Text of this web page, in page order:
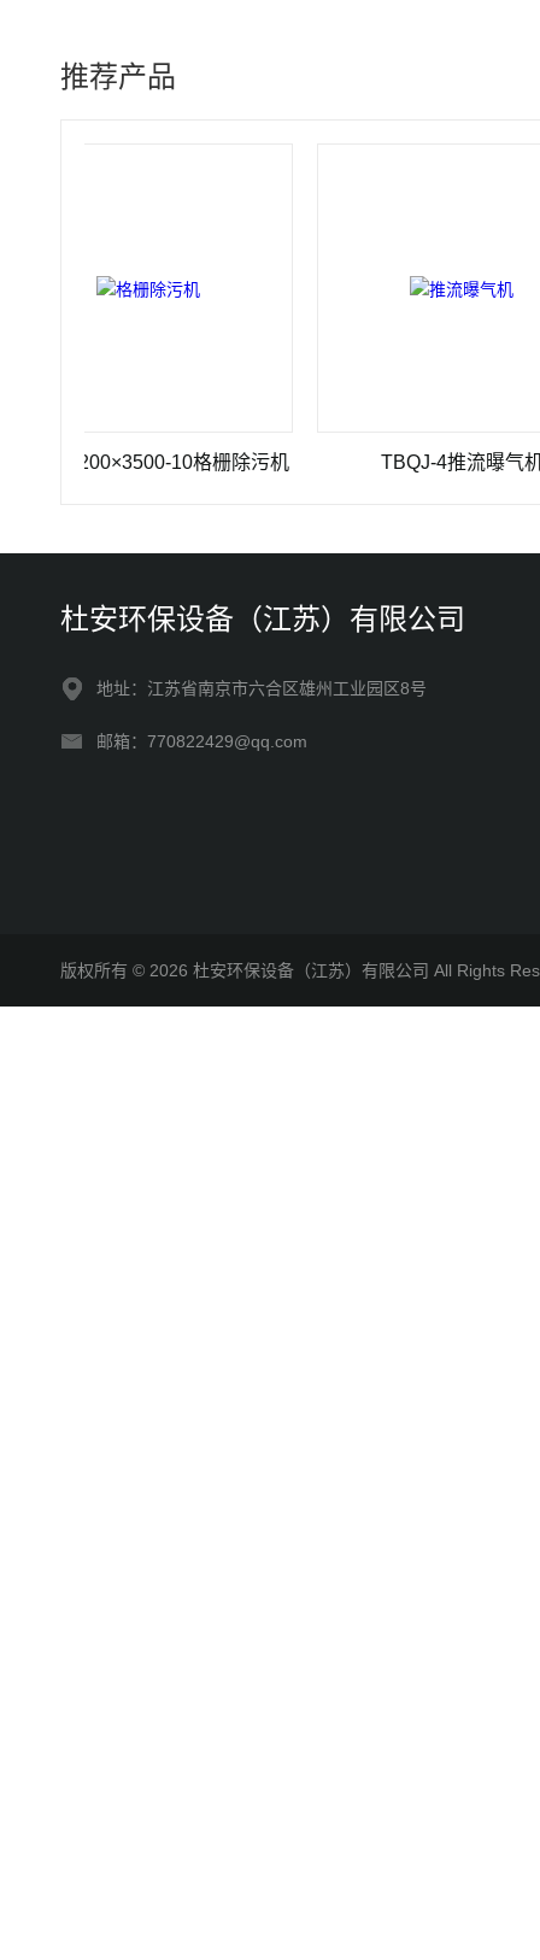
推荐产品
1200×3500-10格栅除污机 TBQJ-4推流曝气机
杜安环保设备（江苏）有限公司
地址：江苏省南京市六合区雄州工业园区8号
邮箱：770822429@qq.com
版权所有 © 2026 杜安环保设备（江苏）有限公司 All Rights